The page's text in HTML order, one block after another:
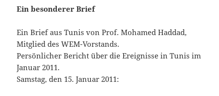
Ein besonderer Brief
Ein Brief aus Tunis von Prof. Mohamed Haddad,
Mitglied des WEM-Vorstands.
Persönlicher Bericht über die Ereignisse in Tunis im
Januar 2011.
Samstag, den 15. Januar 2011: